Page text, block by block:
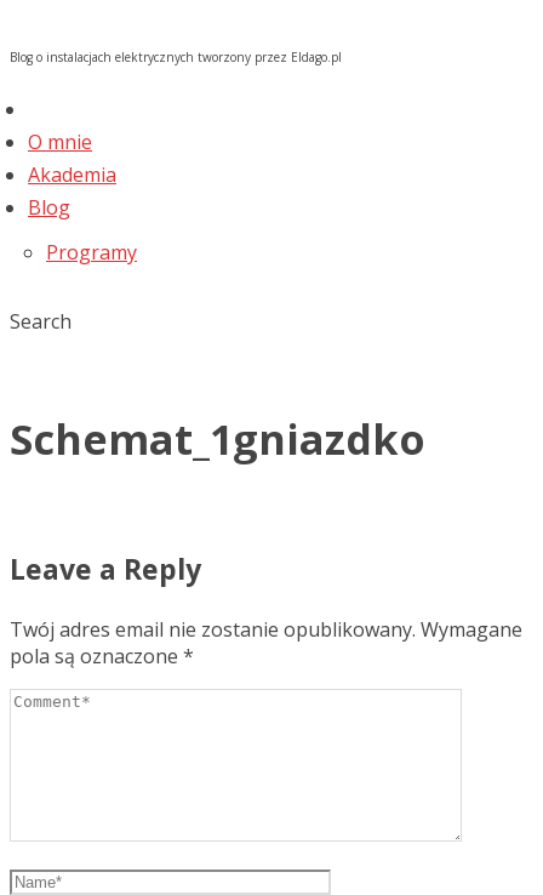
Blog o instalacjach elektrycznych tworzony przez Eldago.pl
O mnie
Akademia
Blog
Programy
Search
Schemat_1gniazdko
Leave a Reply
Twój adres email nie zostanie opublikowany. Wymagane
pola są oznaczone *